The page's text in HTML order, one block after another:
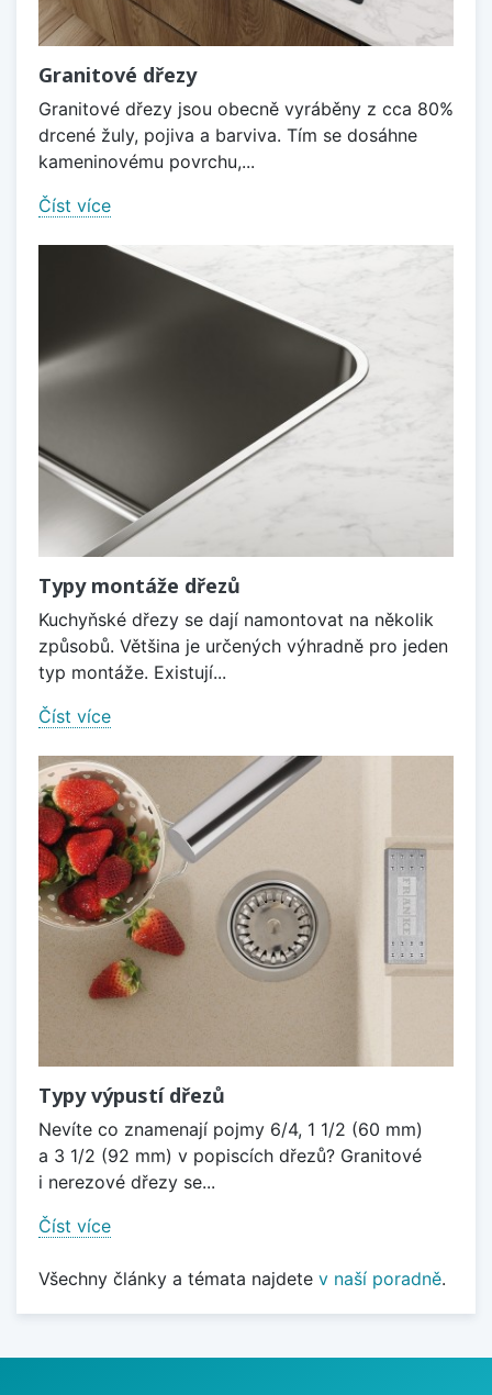
Granitové dřezy
Granitové dřezy jsou obecně vyráběny z cca 80%
drcené žuly, pojiva a barviva. Tím se dosáhne
kameninovému povrchu,...
Číst více
Typy montáže dřezů
Kuchyňské dřezy se dají namontovat na několik
způsobů. Většina je určených výhradně pro jeden
typ montáže. Existují...
Číst více
Typy výpustí dřezů
Nevíte co znamenají pojmy 6/4, 1 1/2 (60 mm)
a 3 1/2 (92 mm) v popiscích dřezů? Granitové
i nerezové dřezy se...
Číst více
Všechny články a témata najdete v naší poradně.